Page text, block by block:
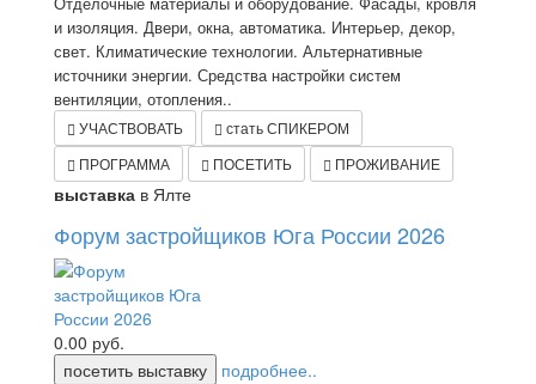
и изоляция. Двери, окна, автоматика. Интерьер, декор,
свет. Климатические технологии. Альтернативные
источники энергии. Средства настройки систем
вентиляции, отопления..
УЧАСТВОВАТЬ
стать СПИКЕРОМ
ПРОГРАММА
ПОСЕТИТЬ ПРОЖИВАНИЕ
выставка в Ялте
Форум застройщиков Юга России 2026
0.00 руб.
посетить выставку
подробнее..